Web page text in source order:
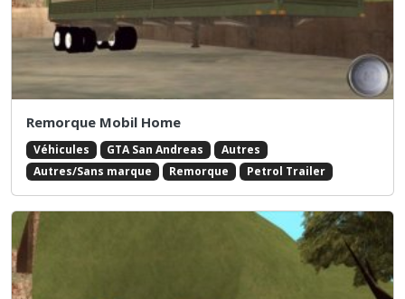
Remorque Mobil Home
Véhicules GTA San Andreas
Autres
Autres/Sans marque
Remorque Petrol Trailer